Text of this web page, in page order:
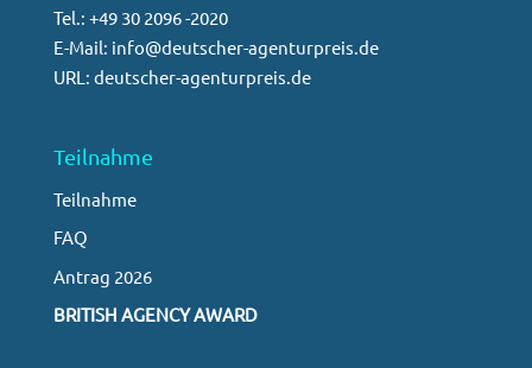
Tel.: +49 30 2096 -2020
E-Mail: info@deutscher-agenturpreis.de
URL: deutscher-agenturpreis.de
Teilnahme
Teilnahme
FAQ
Antrag 2026
BRITISH AGENCY AWARD